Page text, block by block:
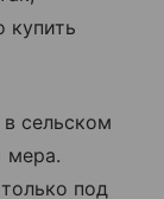
купить
сельском
мера.
под